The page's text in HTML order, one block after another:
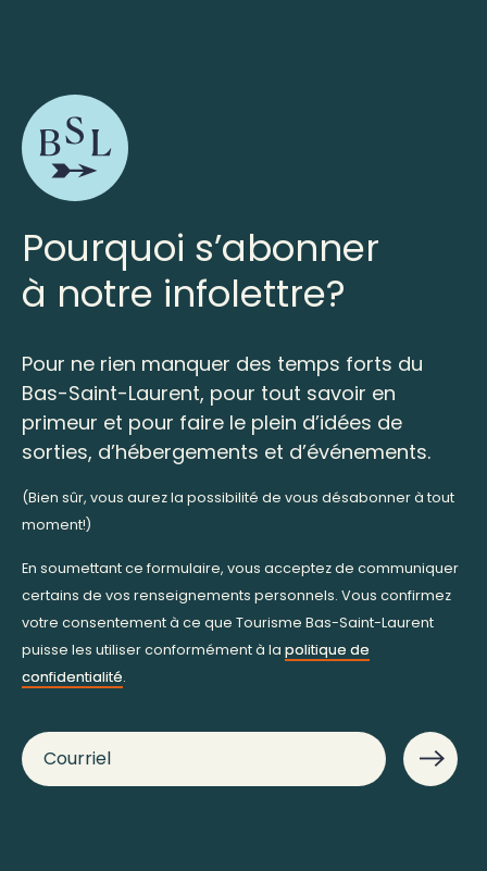
Pourquoi s’abonner
à notre infolettre?
Pour ne rien manquer des temps forts du
Bas-Saint-Laurent, pour tout savoir en
primeur et pour faire le plein d’idées de
sorties, d’hébergements et d’événements.
(Bien sûr, vous aurez la possibilité de vous désabonner à tout
moment!)
En soumettant ce formulaire, vous acceptez de communiquer
certains de vos renseignements personnels. Vous confirmez
votre consentement à ce que Tourisme Bas-Saint-Laurent
puisse les utiliser conformément à la politique de
confidentialité.